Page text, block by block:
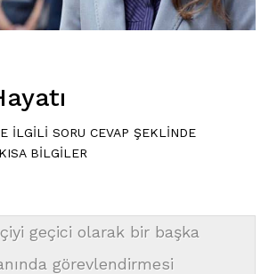
İLGİLİ SORU CEVAP ŞEKLİNDE
BİLGİLER
geçici olarak bir başka
görevlendirmesi